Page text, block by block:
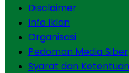
Disclaimer
Info Iklan
Organisasi
Pedoman Media Siber
Syarat dan